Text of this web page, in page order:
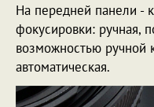
На передней панели -
фокусировки: ручная,
возможностью ручной
автоматическая.